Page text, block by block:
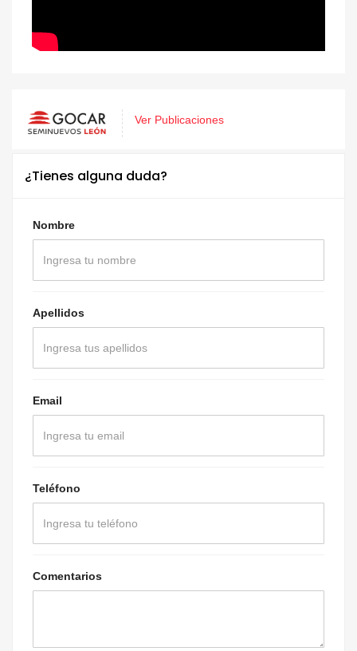
Ver Publicaciones
¿Tienes alguna duda?
Nombre
Apellidos
Email
Teléfono
Comentarios